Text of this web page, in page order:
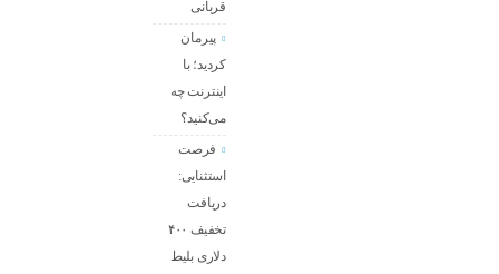
قربانی
پیرمان
کردید؛ با
اینترنت چه
می‌کنید؟
فرصت
استثنایی:
دریافت
تخفیف ۴۰۰
دلاری بلیط